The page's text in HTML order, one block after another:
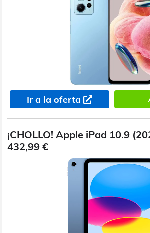
Ir a la oferta
¡CHOLLO! Apple iPad 10.9
432,99 €